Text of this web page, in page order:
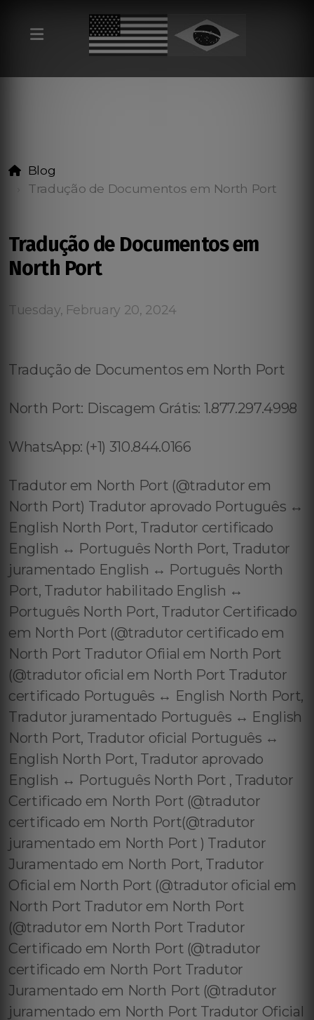
Blog
Tradução de Documentos em North Port
Tradução de Documentos em
North Port
Tuesday, February 20, 2024
Tradução de Documentos em North Port
North Port: Discagem Grátis: 1.877.297.4998
WhatsApp: (+1) 310.844.0166
Tradutor em North Port (@tradutor em
North Port) Tradutor aprovado Português ↔️
English North Port, Tradutor certificado
English ↔️ Português North Port, Tradutor
juramentado English ↔️ Português North
Port, Tradutor habilitado English ↔️
Português North Port, Tradutor Certificado
em North Port (@tradutor certificado em
North Port Tradutor Ofiial em North Port
(@tradutor oficial em North Port Tradutor
certificado Português ↔️ English North Port,
Tradutor juramentado Português ↔️ English
North Port, Tradutor oficial Português ↔️
English North Port, Tradutor aprovado
English ↔️ Português North Port , Tradutor
Certificado em North Port (@tradutor
certificado em North Port(@tradutor
juramentado em North Port ) Tradutor
Juramentado em North Port, Tradutor
Oficial em North Port (@tradutor oficial em
North Port Tradutor em North Port
(@tradutor em North Port Tradutor
Certificado em North Port (@tradutor
certificado em North Port Tradutor
Juramentado em North Port (@tradutor
juramentado em North Port Tradutor Oficial